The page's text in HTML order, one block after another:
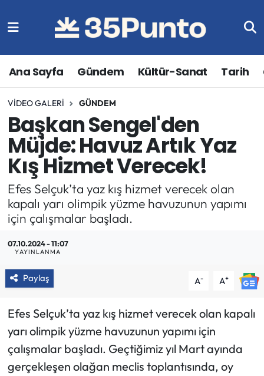
Ana Sayfa Gündem Kültür-Sanat Tarih
VIDEO GALERI GÜNDEM
Başkan Sengel'den
Müjde: Havuz Artık Yaz
Kış Hizmet Verecek!
Efes Selçuk’ta yaz kış hizmet verecek olan
kapalı yarı olimpik yüzme havuzunun yapımı
için çalışmalar başladı.
07.10.2024 - 11:07
YAYINLANMA
Paylaş A- A+
Efes Selçuk’ta yaz kış hizmet verecek olan kapalı
yarı olimpik yüzme havuzunun yapımı için
çalışmalar başladı. Geçtiğimiz yıl Mart ayında
gerçekleşen olağan meclis toplantısında, oy